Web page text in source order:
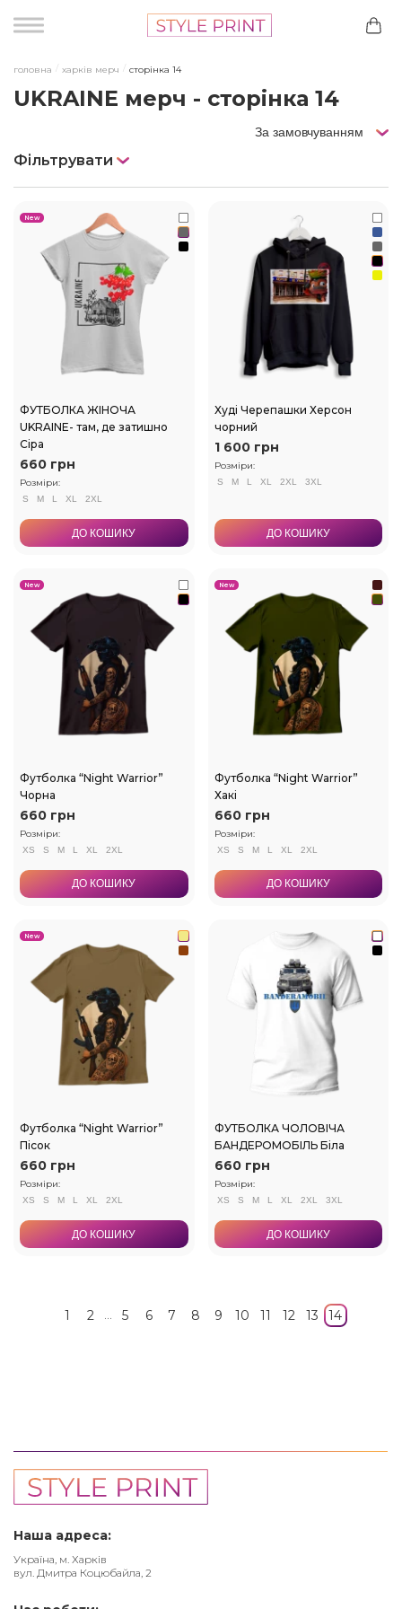
головна харків мерч cторінка 14
UKRAINE мерч - сторінка 14
За замовчуванням
Фільтрувати
New
ФУТБОЛКА ЖІНОЧА
UKRAINE- там, де затишно
Сіра
660 грн
Розміри:
S M L XL 2XL
ДО КОШИКУ
Худі Черепашки Херсон
чорний
1 600 грн
Розміри:
S M L XL 2XL 3XL
ДО КОШИКУ
New
Футболка “Night Warrior”
Чорна
660 грн
Розміри:
XS S M L XL 2XL
ДО КОШИКУ
New
Футболка “Night Warrior”
Хакі
660 грн
Розміри:
XS S M L XL 2XL
ДО КОШИКУ
New
Футболка “Night Warrior”
Пісок
660 грн
Розміри:
XS S M L XL 2XL
ДО КОШИКУ
ФУТБОЛКА ЧОЛОВІЧА
БАНДЕРОМОБІЛЬ Біла
660 грн
Розміри:
XS S M L XL 2XL 3XL
ДО КОШИКУ
1 2 ... 5 6 7 8 9 10 11 12 13 14
Наша адреса:
Україна, м. Харків
вул. Дмитра Коцюбайла, 2